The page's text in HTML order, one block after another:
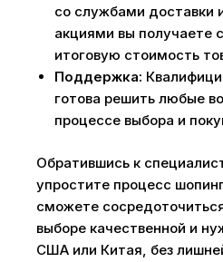
со службами доставки
акциями вы получаете
итоговую стоимость
Поддержка:
готова решить любые
процессе выбора и
Обратившись к
упростите процесс
сможете
выборе качественной и
США или Китая, без